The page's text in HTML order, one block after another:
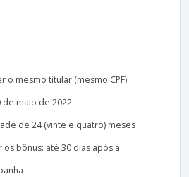
o mesmo titular (mesmo CPF)
de maio de 2022
de 24 (vinte e quatro) meses
bônus: até 30 dias após a